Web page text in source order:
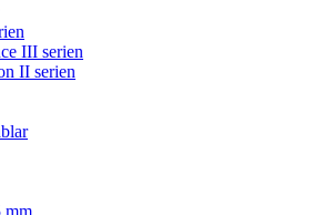
III serien
II serien
mm